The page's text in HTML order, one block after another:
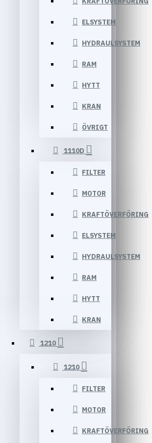
ELSYSTEM
HYDRAULSYSTEM
RAM
HYTT
KRAN
ÖVRIGT
1110D
FILTER
MOTOR
KRAFTÖVERFÖRING
ELSYSTEM
HYDRAULSYSTEM
RAM
HYTT
KRAN
1210
1210
FILTER
MOTOR
KRAFTÖVERFÖRING